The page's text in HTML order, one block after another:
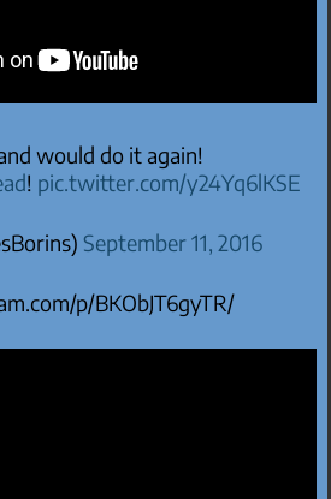
would do it again!
! pic.twitter.com/y24Yq6lKSE
September 11, 2016
p/BKObJT6gyTR/